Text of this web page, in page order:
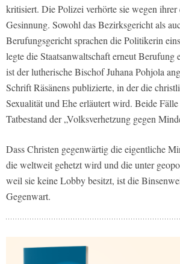
kritisiert. Die Polizei verhörte sie wegen ihrer
Gesinnung. Sowohl das Bezirksgericht als
Berufungsgericht sprachen die Politikerin
legte die Staatsanwaltschaft erneut Berufung
ist der lutherische Bischof Juhana Pohjola
Schrift Räsänens publizierte, in der die
Sexualität und Ehe erläutert wird. Beide
Tatbestand der „Volksverhetzung gegen
Dass Christen gegenwärtig die eigentliche
die weltweit gehetzt wird und die unter
weil sie keine Lobby besitzt, ist die
Gegenwart.